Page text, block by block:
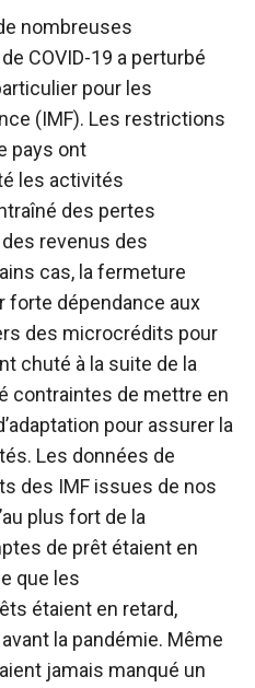
nombreuses
COVID-19 a perturbé
pour les
(IMF). Les restrictions
pays ont
les activités
des pertes
revenus des
cas, la fermeture
forte dépendance aux
des microcrédits pour
chuté à la suite de la
contraintes de mettre en
pour assurer la
Les données de
des IMF issues de nos
plus fort de la
de prêt étaient en
que les
étaient en retard,
la pandémie. Même
jamais manqué un